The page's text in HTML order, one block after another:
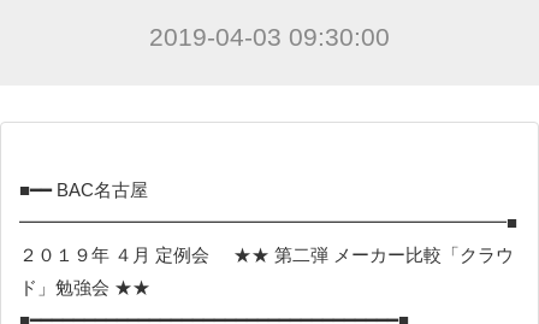
2019-04-03 09:30:00
■━━ BAC名古屋
━━━━━━━━━━━━━━━━━━━━━━━━━━━■
２０１９年 ４月 定例会 ★★ 第二弾 メーカー比較「クラウ
ド」勉強会 ★★
■━━━━━━━━━━━━━━━━━━━━━━━━━━━━━━━━━━■